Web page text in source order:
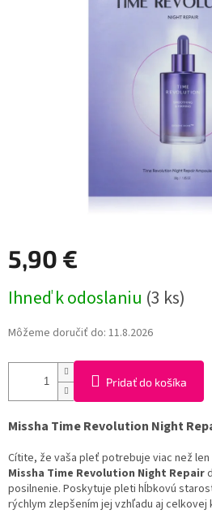
5,90 €
cena:
Ihneď k odoslaniu (3 ks)
Môžeme doručiť do: 11.8.2026
Pridať do košíka
Missha Time Revolution Night
Cítite, že vaša pleť potrebuje viac než len
Missha Time Revolution Night Repair
posilnenie. Poskytuje pleti hĺbkovú
rýchlym zlepšením jej vzhľadu aj celkovej